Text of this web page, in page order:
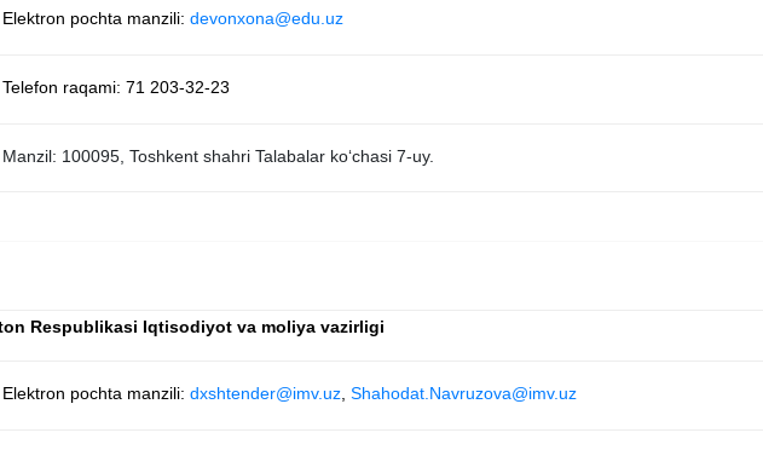
Elektron pochta manzili: devonxona@edu.uz
Telefon raqami: 71 203-32-23
Manzil: 100095, Toshkent shahri Talabalar ko‘chasi 7-uy.
Respublikasi Iqtisodiyot va moliya vazirligi
Elektron pochta manzili: dxshtender@imv.uz, Shahodat.Navruzova@imv.uz